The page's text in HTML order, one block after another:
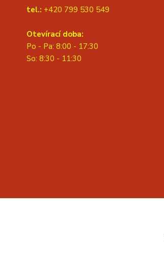
tel.: +420 799 530 549
Otevírací doba:
Po - Pa: 8:00 - 17:30
So: 8:30 - 11:30